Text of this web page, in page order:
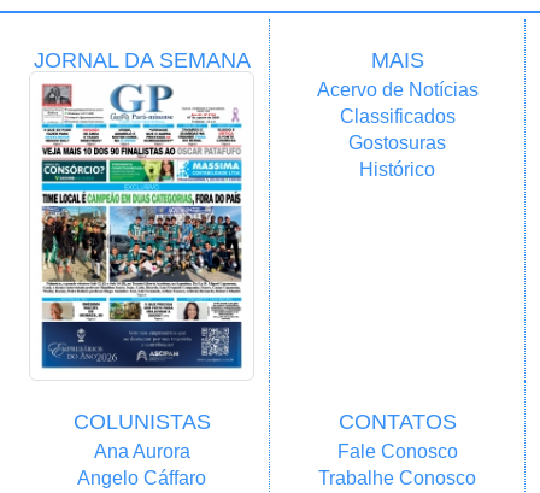
JORNAL DA SEMANA MAIS
Acervo de Notícias
Classificados
Gostosuras
Histórico
COLUNISTAS
Ana Aurora
Angelo Cáffaro
CONTATOS
Fale Conosco
Trabalhe Conosco